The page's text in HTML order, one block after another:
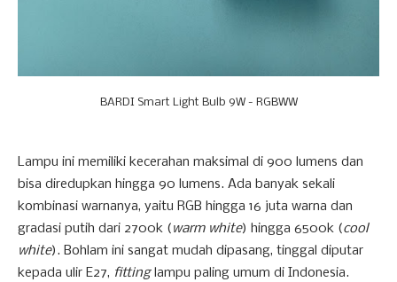
BARDI Smart Light Bulb 9W - RGBWW
Lampu ini memiliki kecerahan maksimal di 900 lumens dan
bisa diredupkan hingga 90 lumens. Ada banyak sekali
kombinasi warnanya, yaitu RGB hingga 16 juta warna dan
gradasi putih dari 2700k (warm white) hingga 6500k (cool
white). Bohlam ini sangat mudah dipasang, tinggal diputar
kepada ulir E27, fittinglampu paling umum di Indonesia.